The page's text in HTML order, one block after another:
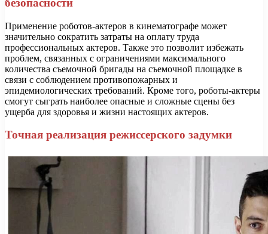
безопасности
Применение роботов-актеров в кинематографе может
значительно сократить затраты на оплату труда
профессиональных актеров. Также это позволит избежать
проблем, связанных с ограничениями максимального
количества съемочной бригады на съемочной площадке в
связи с соблюдением противопожарных и
эпидемиологических требований. Кроме того, роботы-актеры
смогут сыграть наиболее опасные и сложные сцены без
ущерба для здоровья и жизни настоящих актеров.
Точная реализация режиссерского задумки